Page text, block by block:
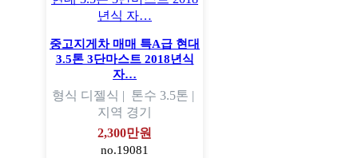
중고지게차 매매 특A급 현대
3.5톤 3단마스트 2018년식
자…
형식 디젤식 | 톤수 3.5톤 |
지역 경기
2,300만원
no.19081